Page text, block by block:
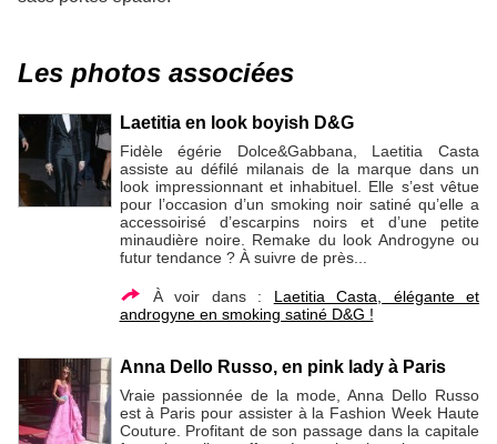
Les photos associées
Laetitia en look boyish D&G
Fidèle égérie Dolce&Gabbana, Laetitia Casta
assiste au défilé milanais de la marque dans un
look impressionnant et inhabituel. Elle s’est vêtue
pour l’occasion d’un smoking noir satiné qu’elle a
accessoirisé d’escarpins noirs et d’une petite
minaudière noire. Remake du look Androgyne ou
futur tendance ? À suivre de près...
À voir dans : Laetitia Casta, élégante et
androgyne en smoking satiné D&G !
Anna Dello Russo, en pink lady à Paris
Vraie passionnée de la mode, Anna Dello Russo
est à Paris pour assister à la Fashion Week Haute
Couture. Profitant de son passage dans la capitale